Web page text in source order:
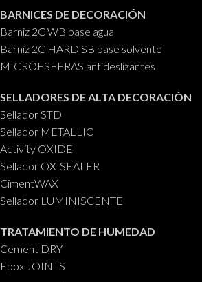
BARNICES DE DECORACIÓN
Barniz 2C WB base agua
Barniz 2C HARD SB base solvente
MICROESFERAS antideslizantes
SELLADORES DE ALTA DECORACIÓN
Sellador STD
Sellador METALLIC
Activity OXIDE
Sellador OXISEALER
CimentWAX
Sellador LUMINISCENTE
TRATAMIENTO DE HUMEDAD
Cement DRY
Epox JOINTS